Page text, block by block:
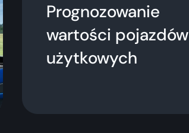
Prognozowanie
wartości pojazdów
użytkowych